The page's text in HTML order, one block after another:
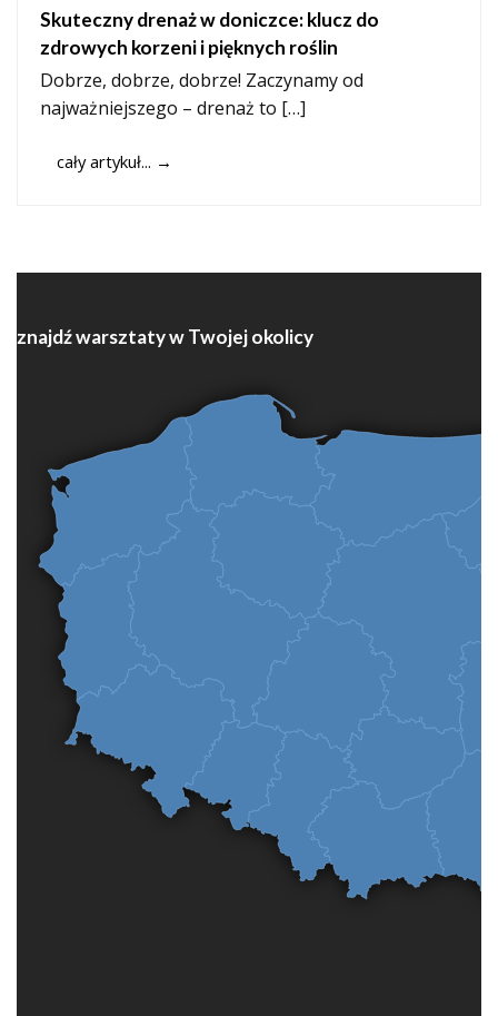
Skuteczny drenaż w doniczce: klucz do
zdrowych korzeni i pięknych roślin
Dobrze, dobrze, dobrze! Zaczynamy od
najważniejszego – drenaż to […]
cały artykuł... →
znajdź warsztaty w Twojej okolicy